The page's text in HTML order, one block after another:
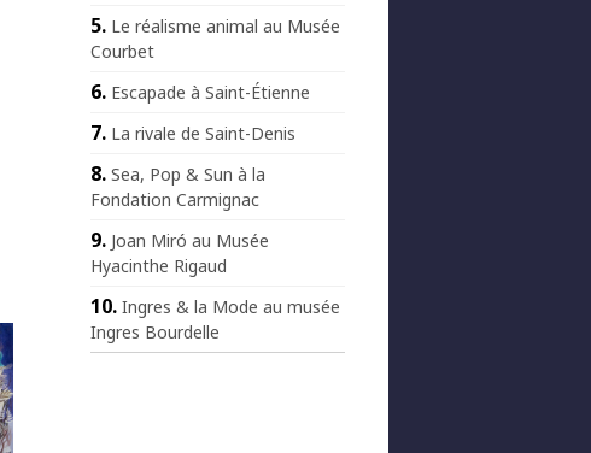
Le réalisme animal au Musée
Courbet
Escapade à Saint-Étienne
La rivale de Saint-Denis
Sea, Pop & Sun à la
Fondation Carmignac
Joan Miró au Musée
Hyacinthe Rigaud
Ingres & la Mode au musée
Ingres Bourdelle